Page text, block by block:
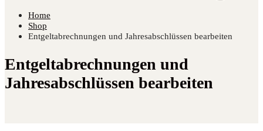
Home
Shop
Entgeltabrechnungen und Jahresabschlüssen bearbeiten
Entgeltabrechnungen und
Jahresabschlüssen bearbeiten